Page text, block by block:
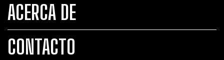
ACERCA DE
CONTACTO